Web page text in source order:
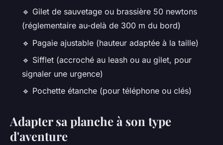
🔹 Gilet de sauvetage ou brassière 50 newtons
(réglementaire au-delà de 300 m du bord)
🔹 Pagaie ajustable (hauteur adaptée à la taille)
🔹 Sifflet (accroché au leash ou au gilet, pour
signaler une urgence)
🔹 Pochette étanche (pour téléphone ou clés)
Adapter sa planche à son type
d'aventure